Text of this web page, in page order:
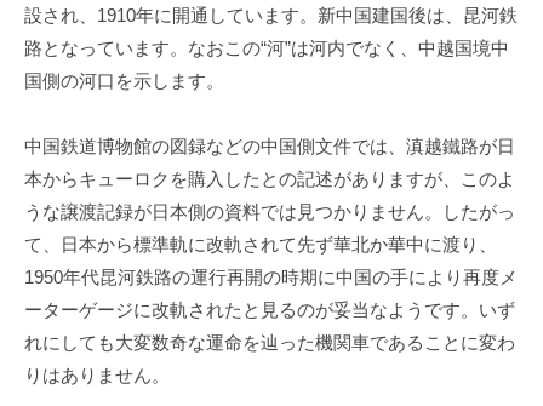
設され、 1910年に開通しています。新中国建国後は、昆河鉄
路となっています。なおこの“河”は河内でなく、中越国境中
国側の河口を示します。
中国鉄道博物館の図録などの中国側文件では、滇越鐵路が日
本からキューロクを購入したとの記述がありますが、このよ
うな譲渡記録が日本側の資料では見つかりません。したがっ
て、日本から標準軌に改軌されて先ず華北か華中に渡り、
1950年代昆河鉄路の運行再開の時期に中国の手により再度メ
ーターゲージに改軌されたと見るのが妥当なようです。いず
れにしても大変数奇な運命を辿った機関車であることに変わ
りはありません。